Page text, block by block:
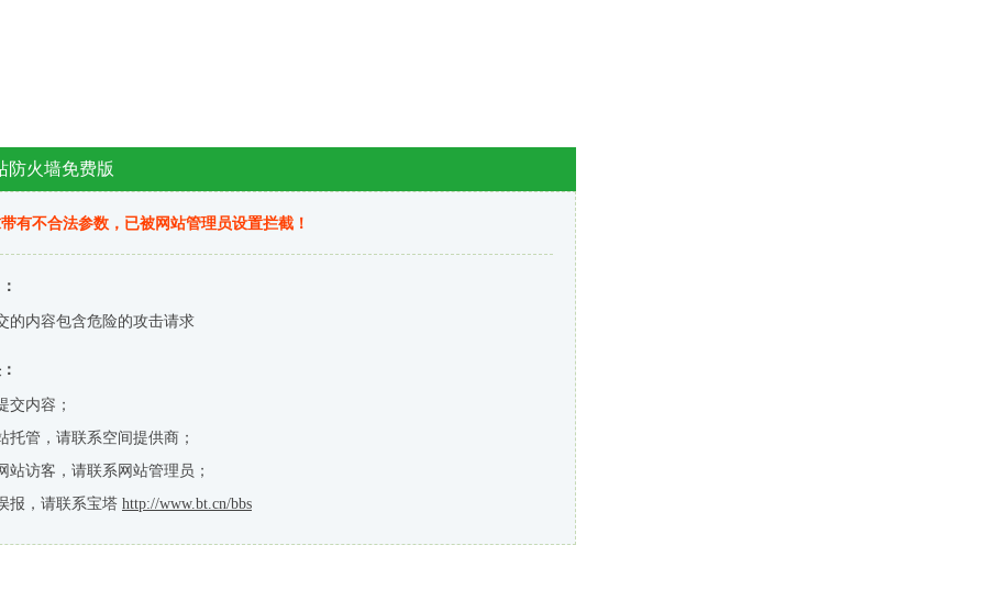
防火墙免费版
有不合法参数，已被网站管理员设置拦截！
的内容包含危险的攻击请求
交内容；
托管，请联系空间提供商；
站访客，请联系网站管理员；
报，请联系宝塔 http://www.bt.cn/bbs